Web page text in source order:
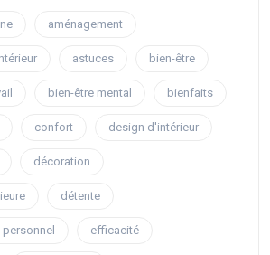
aménagement
astuces bien-être
bien-être mental bienfaits
confort design d'intérieur
décoration
détente
efficacité